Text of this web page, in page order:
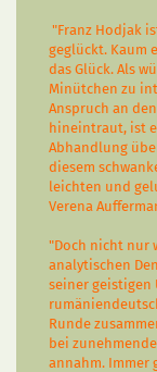
"Franz Hodjak
geglückt. Kaum
das Glück. Als
Minütchen zu
Anspruch an
hineintraut, ist
Abhandlung
diesem
leichten und
Verena
"Doch nicht nur
analytischen
seiner geistigen
Runde
bei
annahm. Immer